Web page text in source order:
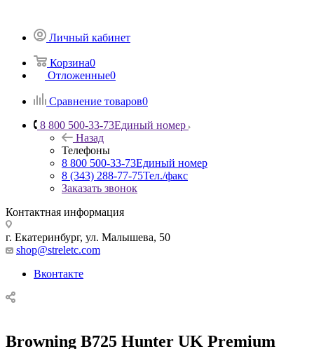
Личный кабинет
Корзина0
Отложенные0
Сравнение товаров0
8 800 500-33-73Единый номер
Назад
Телефоны
8 800 500-33-73Единый номер
8 (343) 288-77-75Тел./факс
Заказать звонок
Контактная информация
г. Екатеринбург, ул. Малышева, 50
shop@streletc.com
Вконтакте
Browning B725 Hunter UK Premium